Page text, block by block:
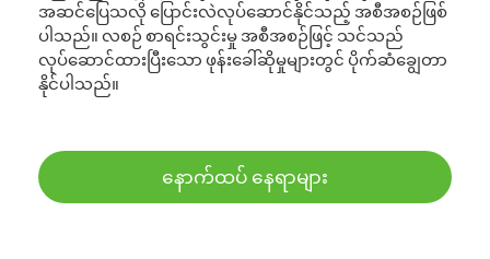
အဆင်ပြေသလို ပြောင်းလဲလုပ်ဆောင်နိုင်သည့် အစီအစဉ်ဖြစ်
ပါသည်။ လစဉ် စာရင်းသွင်းမှု အစီအစဉ်ဖြင့် သင်သည်
လုပ်ဆောင်ထားပြီးသော ဖုန်းခေါ်ဆိုမှုများတွင် ပိုက်ဆံချွေတာ
နိုင်ပါသည်။
နောက်ထပ် နေရာများ